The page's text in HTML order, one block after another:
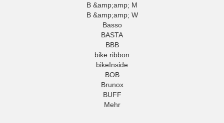
B &amp;amp; M
B &amp;amp; W
Basso
BASTA
BBB
bike ribbon
bikeInside
BOB
Brunox
BUFF
Mehr